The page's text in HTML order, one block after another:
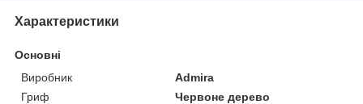
Характеристики
Основні
Виробник
Admira
Гриф
Червоне дерево